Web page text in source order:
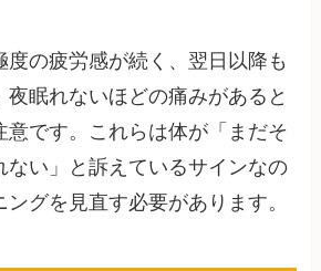
度の疲労感が続く、翌日以降も
夜眠れないほどの痛みがあると
意です。これらは体が「まだそ
ない」と訴えているサインなの
グを見直す必要があります。